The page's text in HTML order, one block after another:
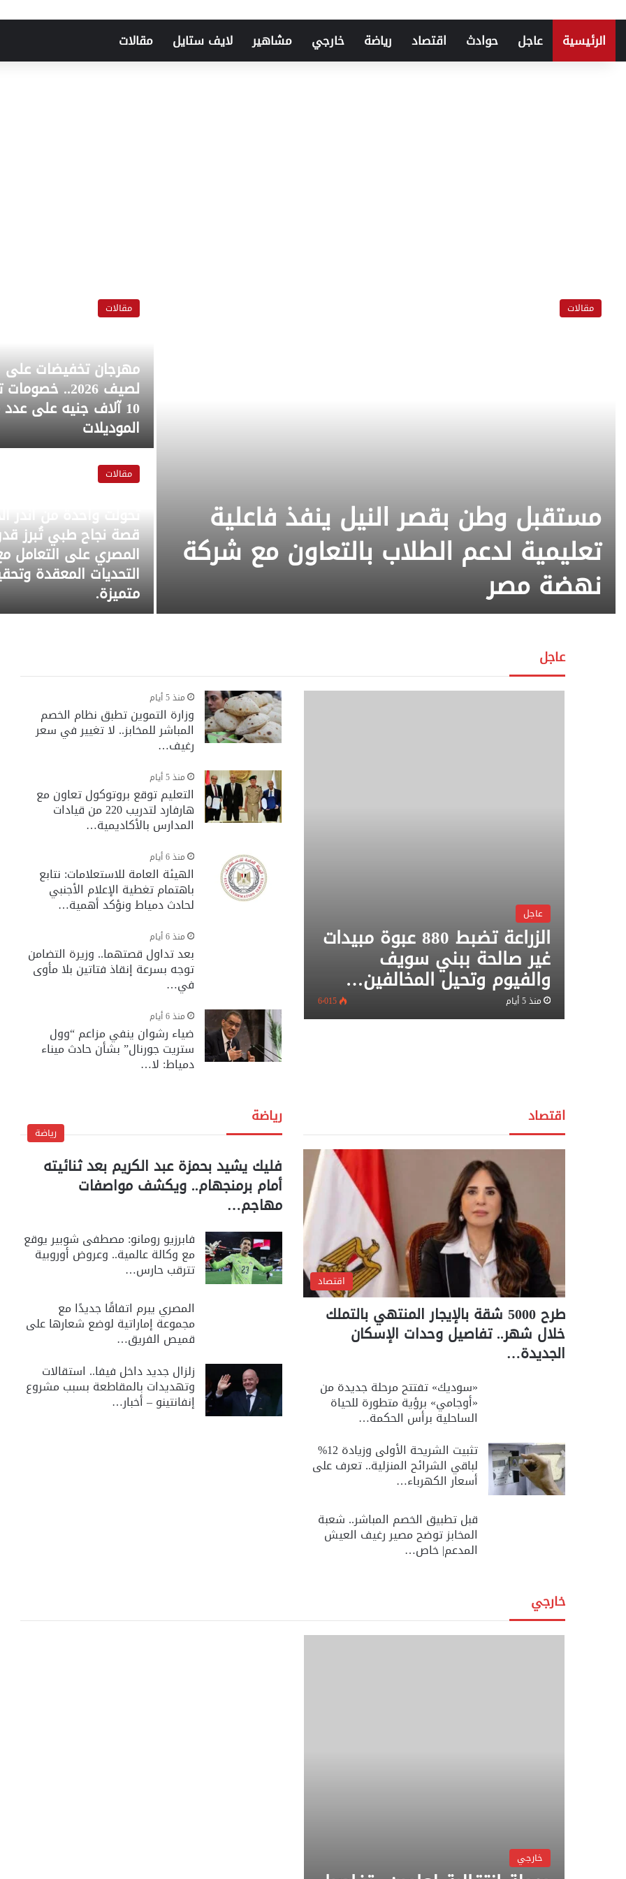
الرئيسية عاجل حوادث اقتصاد رياضة خارجي مشاهير لايف ستايل مقالات
مقالات
مستقبل وطن بقصر النيل ينفذ فاعلية
تعليمية لدعم الطلاب بالتعاون مع شركة
نهضة مصر
مقالات
مهرجان تخفيضات على
لصيف 2026..
10 آلاف جنيه على
الموديلات
مقالات
تحولت واحدة من أندر
قصة نجاح طبي تُبرز
المصري على التعامل
التحديات المعقدة
متميزة.
عاجل
عاجل
الزراعة تضبط 880 عبوة مبيدات
غير صالحة ببني سويف
والفيوم وتحيل المخالفين…
منذ 5 أيام 6٬015
منذ 5 أيام
وزارة التموين تطبق نظام الخصم
المباشر للمخابز.. لا تغيير في سعر
رغيف…
منذ 5 أيام
التعليم توقع بروتوكول تعاون مع
هارفارد لتدريب 220 من قيادات
المدارس بالأكاديمية…
منذ 6 أيام
الهيئة العامة للاستعلامات: نتابع
باهتمام تغطية الإعلام الأجنبي
لحادث دمياط ونؤكد أهمية…
منذ 6 أيام
بعد تداول قصتهما.. وزيرة التضامن
توجه بسرعة إنقاذ فتاتين بلا مأوى
في…
منذ 6 أيام
ضياء رشوان ينفي مزاعم “وول
ستريت جورنال” بشأن حادث ميناء
دمياط: لا…
اقتصاد
اقتصاد
طرح 5000 شقة بالإيجار المنتهي بالتملك
خلال شهر.. تفاصيل وحدات الإسكان
الجديدة…
«سوديك» تفتتح مرحلة جديدة من
«أوجامي» برؤية متطورة للحياة
الساحلية برأس الحكمة…
تثبيت الشريحة الأولى وزيادة 12%
لباقي الشرائح المنزلية.. تعرف على
أسعار الكهرباء…
قبل تطبيق الخصم المباشر.. شعبة
المخابز توضح مصير رغيف العيش
المدعم| خاص…
رياضة
رياضة
فليك يشيد بحمزة عبد الكريم بعد ثنائيته
أمام برمنجهام.. ويكشف مواصفات
مهاجم…
فابرزيو رومانو: مصطفى شوبير يوقع
مع وكالة عالمية.. وعروض أوروبية
تترقب حارس…
المصري يبرم اتفاقًا جديدًا مع
مجموعة إماراتية لوضع شعارها على
قميص الفريق…
زلزال جديد داخل فيفا.. استقالات
وتهديدات بالمقاطعة بسبب مشروع
إنفانتينو – أخبار…
خارجي
خارجي